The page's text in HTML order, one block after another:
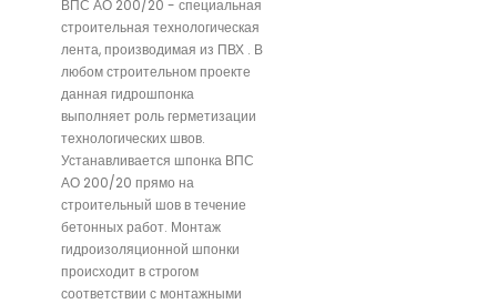
ВПС АО 200/20 - специальная
строительная технологическая
лента, производимая из ПВХ . В
любом строительном проекте
данная гидрошпонка
выполняет роль герметизации
технологических швов.
Устанавливается шпонка ВПС
АО 200/20 прямо на
строительный шов в течение
бетонных работ. Монтаж
гидроизоляционной шпонки
происходит в строгом
соответствии с монтажными